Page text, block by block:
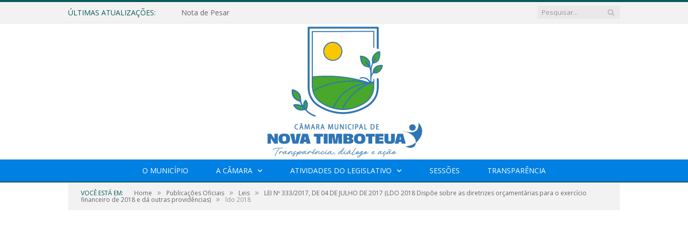
ÚLTIMAS ATUALIZAÇÕES: Nota de Pesar
O MUNICÍPIO A CÂMARA ATIVIDADES DO LEGISLATIVO SESSÕES TRANSPARÊNCIA
VOCÊ ESTÁ EM: Home » Publicações Oficiais » Leis » LEI Nº 333/2017, DE 04 DE JULHO DE 2017 (LDO 2018 Dispõe sobre as diretrizes orçamentárias para o exercício
financeiro de 2018 e dá outras providências) » ldo 2018